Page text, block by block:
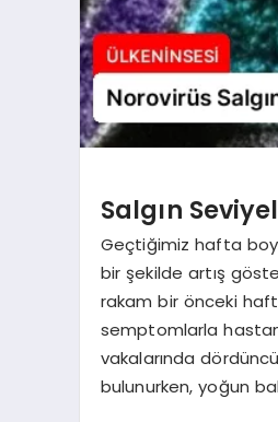
Salgın
Geçtiğimiz hafta
bir şekilde artış
rakam bir önceki
semptomlarla
vakalarında
bulunurken, yoğun